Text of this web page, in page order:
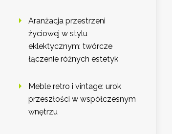
Aranżacja przestrzeni
życiowej w stylu
eklektycznym: twórcze
łączenie różnych estetyk
Meble retro i vintage: urok
przeszłości w współczesnym
wnętrzu